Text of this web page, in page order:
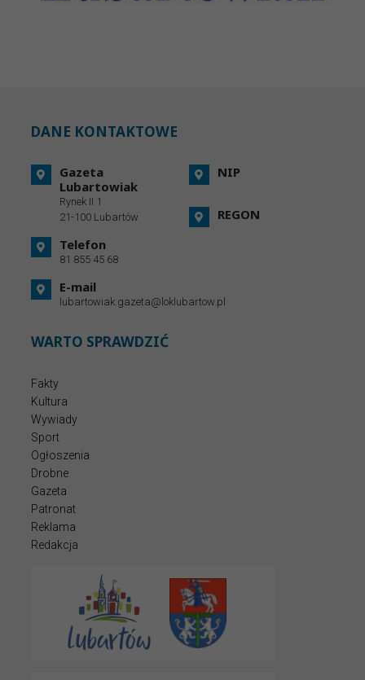
DANE KONTAKTOWE
Gazeta
Lubartowiak
Rynek II 1
21-100 Lubartów
Telefon
81 855 45 68
E-mail
lubartowiak.gazeta@loklubartow.pl
NIP
REGON
WARTO SPRAWDZIĆ
Fakty
Kultura
Wywiady
Sport
Ogłoszenia
Drobne
Gazeta
Patronat
Reklama
Redakcja